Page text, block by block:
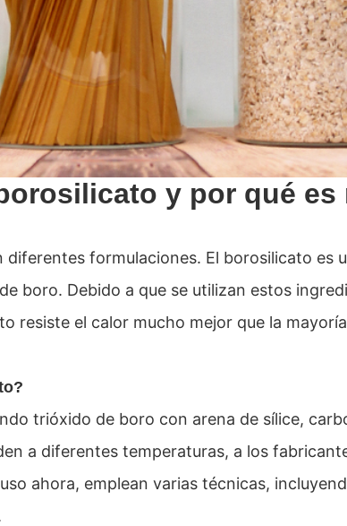
y por qué es
diferentes formulaciones. El borosilicato es
boro. Debido a que se utilizan estos
resiste el calor mucho mejor que la
trióxido de boro con arena de sílice,
a diferentes temperaturas, a los
ahora, emplean varias técnicas,